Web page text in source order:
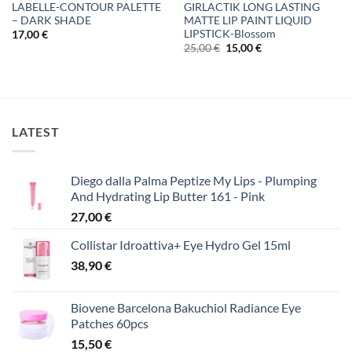
LABELLE-CONTOUR PALETTE
– DARK SHADE
17,00€
GIRLACTIK LONG LASTING
MATTE LIP PAINT LIQUID
LIPSTICK-Blossom
25,00€ Original
price
15,00€Η
LATEST
Diego dalla Palma Peptize My Lips - Plumping
And Hydrating Lip Butter 161 - Pink
27,00€
Collistar Idroattiva+ Eye Hydro Gel 15ml
38,90€
Biovene Barcelona Bakuchiol Radiance Eye
Patches 60pcs
15,50€